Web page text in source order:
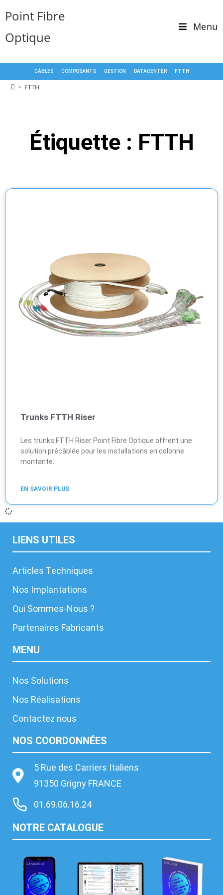
Point Fibre
Optique
Menu
CÂBLES COMPOSANTS GESTION DATACENTER FTTH
> FTTH
Étiquette : FTTH
Trunks FTTH Riser
Les trunks FTTH Riser Point Fibre Optique offrent une
solution précâblée pour les installations en colonne
montante.
EN SAVOIR PLUS
LIENS UTILES
Articles Techniques
Nos Implantations
Qui Sommes-Nous ?
Partenaires Fabricants
MENU
Nos Solutions
Nos Réalisations
Contactez nous
NOS COORDONNÉES
5 Rue des Carriers Italiens
91350 Grigny FRANCE
01.69.06.16.24
NOTRE CATALOGUE